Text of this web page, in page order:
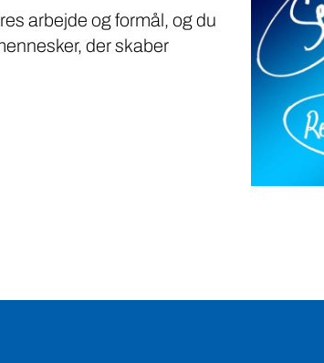
arbejde og formål, og du
der skaber